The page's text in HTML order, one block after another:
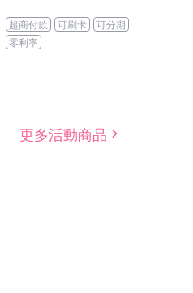
超商付款 可刷卡
可分期
零利率
更多活動商品